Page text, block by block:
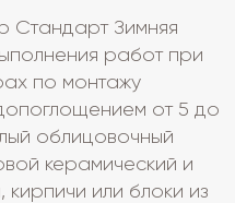
Стандарт Зимняя
работ при
по монтажу
от 5 до
облицовочный
керамический и
кирпичи или блоки из